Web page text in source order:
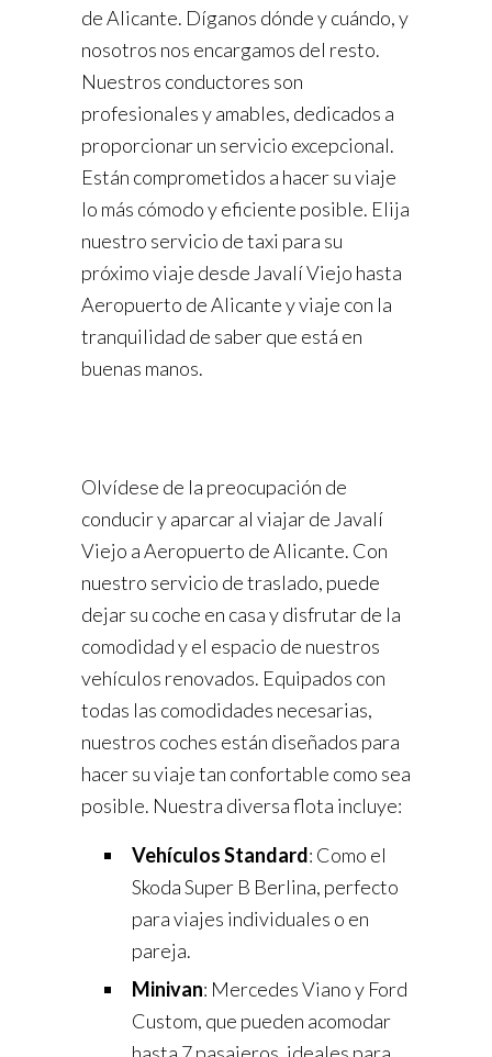
de Alicante. Díganos dónde y cuándo, y
nosotros nos encargamos del resto.
Nuestros conductores son
profesionales y amables, dedicados a
proporcionar un servicio excepcional.
Están comprometidos a hacer su viaje
lo más cómodo y eficiente posible. Elija
nuestro servicio de taxi para su
próximo viaje desde Javalí Viejo hasta
Aeropuerto de Alicante y viaje con la
tranquilidad de saber que está en
buenas manos.
Olvídese de la preocupación de
conducir y aparcar al viajar de Javalí
Viejo a Aeropuerto de Alicante. Con
nuestro servicio de traslado, puede
dejar su coche en casa y disfrutar de la
comodidad y el espacio de nuestros
vehículos renovados. Equipados con
todas las comodidades necesarias,
nuestros coches están diseñados para
hacer su viaje tan confortable como sea
posible. Nuestra diversa flota incluye:
Vehículos Standard: Como el
Skoda Super B Berlina, perfecto
para viajes individuales o en
pareja.
Minivan: Mercedes Viano y Ford
Custom, que pueden acomodar